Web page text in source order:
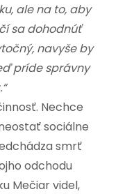
ale na to, aby
sa dohodnúť
navyše by
príde správny
Nechce
sociálne
smrť
odchodu
Mečiar videl,